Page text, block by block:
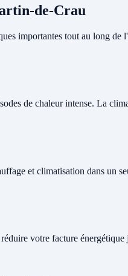
de-Crau
importantes tout au long de
de chaleur intense. La
et climatisation dans un
votre facture